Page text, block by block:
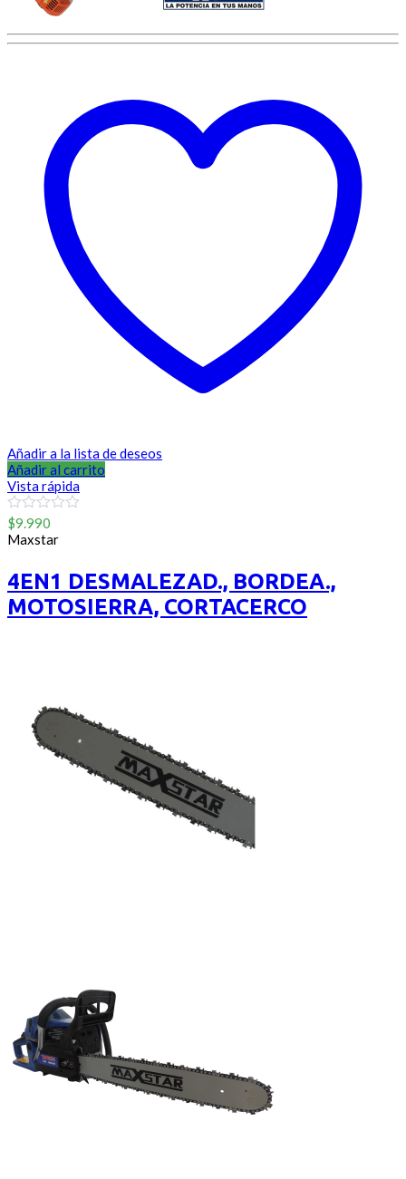
Añadir a la lista de deseos
Añadir al carrito
Vista rápida
0
out
of
$9.990
Maxstar
4EN1 DESMALEZAD., BORDEA.,
MOTOSIERRA, CORTACERCO